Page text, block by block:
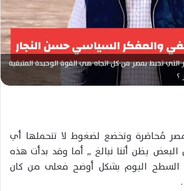
التي تحيط بمصر من كل اتجاه هي القوة الوحيدة المتبقية
؟
مُحاصَرة وتخضع لضغوط لا تتحملها أي
يظن أننا نبالغ ,, أما وقد بدأت هذه
اليوم بشكل أوضح فعلى من كان